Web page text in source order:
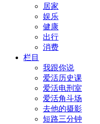
居家
娱乐
健康
出行
消费
栏目
我跟你说
爱活历史课
爱活电刑室
爱活角斗场
去他的摄影
短路三分钟